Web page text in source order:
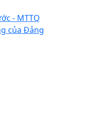
- MTTQ
của Đảng